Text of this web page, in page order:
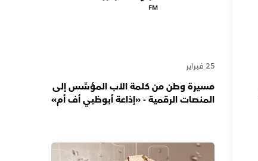
25 فبراير
مسيرة وطن من كلمة الأب المؤسِّس إلى
المنصات الرقمية - «إذاعة أبوظبي أف أم»